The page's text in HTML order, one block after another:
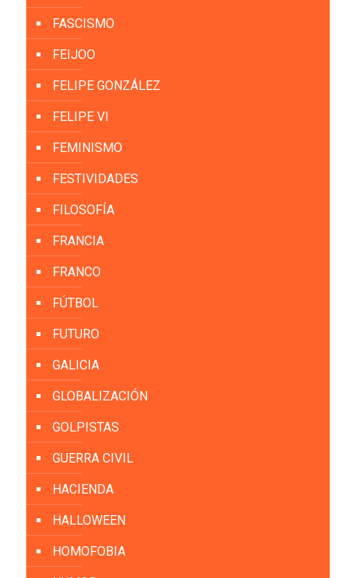
FASCISMO
FEIJOO
FELIPE GONZÁLEZ
FELIPE VI
FEMINISMO
FESTIVIDADES
FILOSOFÍA
FRANCIA
FRANCO
FÚTBOL
FUTURO
GALICIA
GLOBALIZACIÓN
GOLPISTAS
GUERRA CIVIL
HACIENDA
HALLOWEEN
HOMOFOBIA